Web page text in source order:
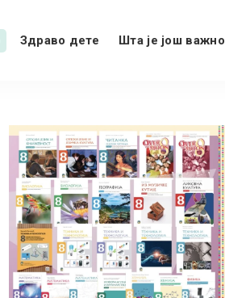
Здраво дете Шта је још важно